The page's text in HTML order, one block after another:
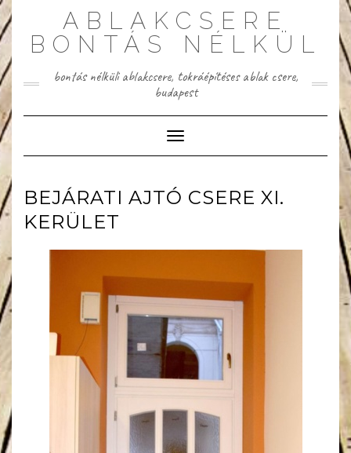
Skip
to
content
ABLAKCSERE
BONTÁS NÉLKÜL
bontás nélküli ablakcsere, tokráépítéses ablak csere,
budapest
Toggle Navigation
BEJÁRATI AJTÓ CSERE XI.
KERÜLET